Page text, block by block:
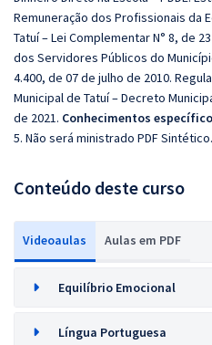
Remuneração dos Profissionais da
Tatuí – Lei Complementar N° 8, de
dos Servidores Públicos do
4.400, de 07 de julho de 2010.
Municipal de Tatuí – Decreto
de 2021. Conhecimentos
5. Não será ministrado PDF Sintético.
Conteúdo deste curso
Videoaulas Aulas em PDF
Equilíbrio Emocional
Língua Portuguesa